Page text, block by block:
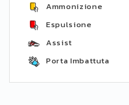
Ammonizione
Espulsione
Assist
Porta Imbattuta